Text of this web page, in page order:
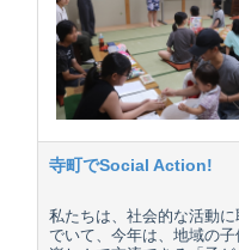
寺町でSocial Action!
私たちは、社会的な活動に
でいて、今年は、地域の